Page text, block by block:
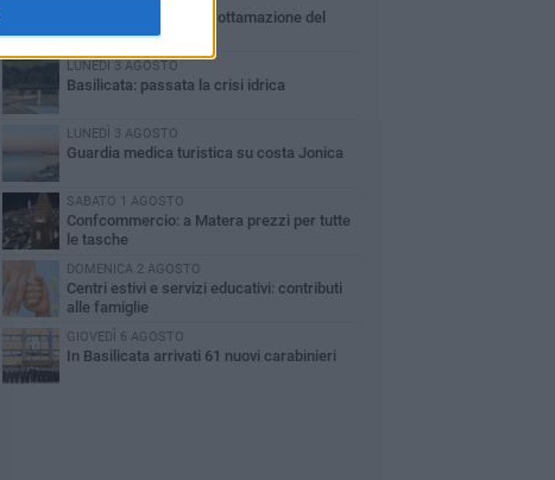
Basilicata: approvata rottamazione del
bollo auto
LUNEDÌ 3 AGOSTO
Basilicata: passata la crisi idrica
LUNEDÌ 3 AGOSTO
Guardia medica turistica su costa Jonica
SABATO 1 AGOSTO
Confcommercio: a Matera prezzi per tutte
le tasche
DOMENICA 2 AGOSTO
Centri estivi e servizi educativi: contributi
alle famiglie
GIOVEDÌ 6 AGOSTO
In Basilicata arrivati 61 nuovi carabinieri